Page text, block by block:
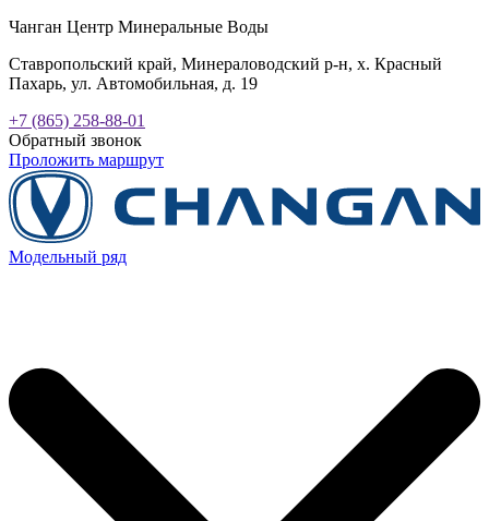
Чанган Центр Минеральные Воды
Ставропольский край, Минераловодский р-н, х. Красный
Пахарь, ул. Автомобильная, д. 19
+7 (865) 258-88-01
Обратный звонок
Проложить маршрут
Модельный ряд